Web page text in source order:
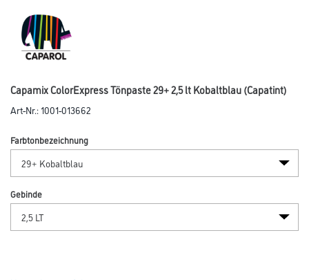
Capamix ColorExpress Tönpaste 29+ 2,5 lt Kobaltblau (Capatint)
Art-Nr.:1001-013662
Farbtonbezeichnung
Gebinde